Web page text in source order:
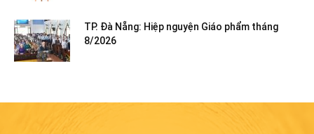
TP. Đà Nẵng: Hiệp nguyện Giáo phẩm tháng
8/2026